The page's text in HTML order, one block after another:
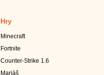
Hry
Minecraft
Fortnite
Counter-Strike 1.6
Mariáš